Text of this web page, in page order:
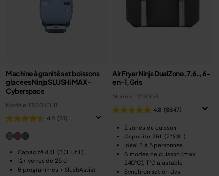
Machine à granités et boissons
glacées Ninja SLUSHi MAX -
Cyberspace
Modèle: FS605EUBL
4.5 (87)
Capacité 4.4L (3.3L util.)
12+ verres de 25 cl
6 programmes + SlushAssist
Air Fryer Ninja DualZone, 7.6L, 6-
en-1, Gris
Modèle: DZ300EU
4.8 (8647)
2 zones de cuisson
Capacité: 7.6L (2*3.8L)
Idéal 3 à 5 personnes
6 modes de cuisson (max
240°C), T°C ajustable
Synchronisation des